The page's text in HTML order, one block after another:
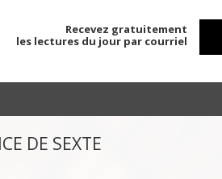
Recevez gratuitement
les lectures du jour par courriel
DE SEXTE